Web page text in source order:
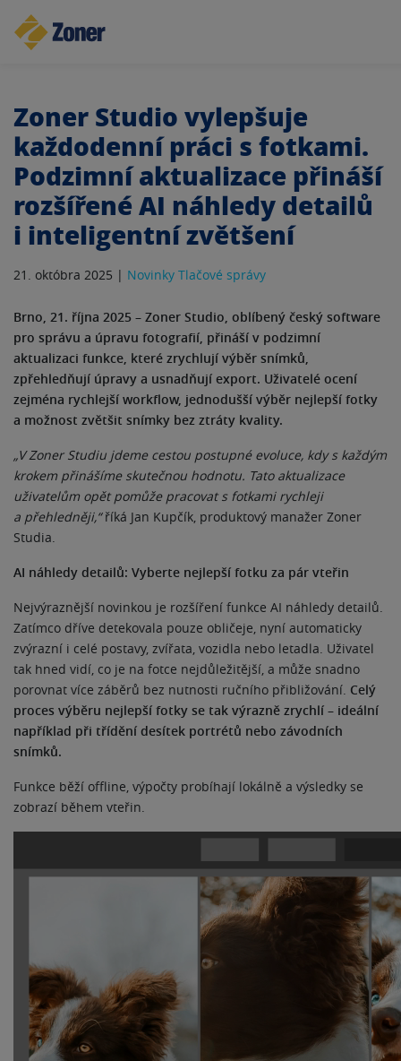
Zoner Studio vylepšuje
každodenní práci s fotkami.
Podzimní aktualizace přináší
rozšířené AI náhledy detailů
i inteligentní zvětšení
21. októbra 2025 | Novinky Tlačové správy
Brno, 21. října 2025 – Zoner Studio, oblíbený český software
pro správu a úpravu fotografií, přináší v podzimní
aktualizaci funkce, které zrychlují výběr snímků,
zpřehledňují úpravy a usnadňují export. Uživatelé ocení
zejména rychlejší workflow, jednodušší výběr nejlepší fotky
a možnost zvětšit snímky bez ztráty kvality.
„V Zoner Studiu jdeme cestou postupné evoluce, kdy s každým
krokem přinášíme skutečnou hodnotu. Tato aktualizace
uživatelům opět pomůže pracovat s fotkami rychleji
a přehledněji,“říká Jan Kupčík, produktový manažer Zoner
Studia.
AI náhledy detailů: Vyberte nejlepší fotku za pár vteřin
Nejvýraznější novinkou je rozšíření funkce AI náhledy detailů.
Zatímco dříve detekovala pouze obličeje, nyní automaticky
zvýrazní i celé postavy, zvířata, vozidla nebo letadla. Uživatel
tak hned vidí, co je na fotce nejdůležitější, a může snadno
porovnat více záběrů bez nutnosti ručního přibližování. Celý
proces výběru nejlepší fotky se tak výrazně zrychlí – ideální
například při třídění desítek portrétů nebo závodních
snímků.
Funkce běží offline, výpočty probíhají lokálně a výsledky se
zobrazí během vteřin.